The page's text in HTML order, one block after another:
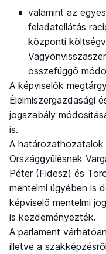
valamint az
feladatellátás
központi
összefüggő
A képviselők
Élelmiszergazdasági
jogszabály
is.
A
Országgyűlésnek
Péter (Fidesz) és
mentelmi ügyében is
képviselő mentelmi
is kezdeményezték.
A parlament
illetve a